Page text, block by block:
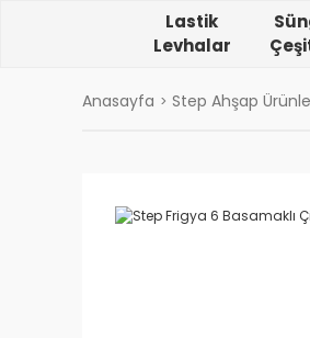
Lastik
Levhalar
Anasayfa Step Ahşap